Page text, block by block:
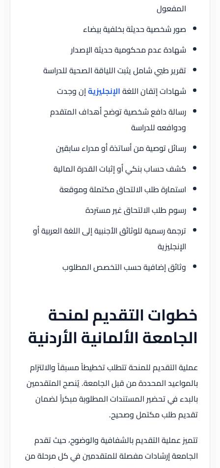
المفعول
صور شخصية حديثة بخلفية بيضاء
شهادة عدم محكومية حديثة الإصدار
تقرير طبي شامل يثبت اللياقة الصحية للدراسة
شهادات إتقان اللغةالإنجليزيةإن وجدت
رسالة دافع شخصية توضح أهداف المتقدم
ودوافعه للدراسة
رسائل توصية من أساتذة أو مدراء سابقين
كشف حساب بنكي أو إثبات القدرة المالية
استمارة طلب الالتحاق مكتملة وموقعة
رسوم طلب الالتحاق غير مستردة
ترجمة رسمية للوثائق الأجنبية إلى اللغة العربية أو
الإنجليزية
وثائق إضافية حسب التخصص المطلوب
خطوات التقديم لمنحة
الجامعة الألمانية الأردنية
عملية التقديم للمنحة تتطلب تخطيطاً مسبقاً والالتزام
بالمواعيد المحددة من قبل الجامعة. يُنصح المتقدمين
بالبدء في تحضير المستندات المطلوبة مبكراً لضمان
تقديم طلب مكتمل وصحيح.
تتميز عملية التقديم بالشفافية والوضوح، حيث تقدم
الجامعة إرشادات مفصلة للمتقدمين في كل مرحلة من